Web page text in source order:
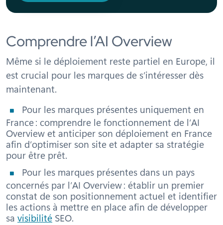
Comprendre l’AI Overview
Même si le déploiement reste partiel en Europe, il
est crucial pour les marques de s’intéresser dès
maintenant.
Pour les marques présentes uniquement en
France : comprendre le fonctionnement de l’AI
Overview et anticiper son déploiement en France
afin d’optimiser son site et adapter sa stratégie
pour être prêt.
Pour les marques présentes dans un pays
concernés par l’AI Overview : établir un premier
constat de son positionnement actuel et identifier
les actions à mettre en place afin de développer
sa visibilité SEO.